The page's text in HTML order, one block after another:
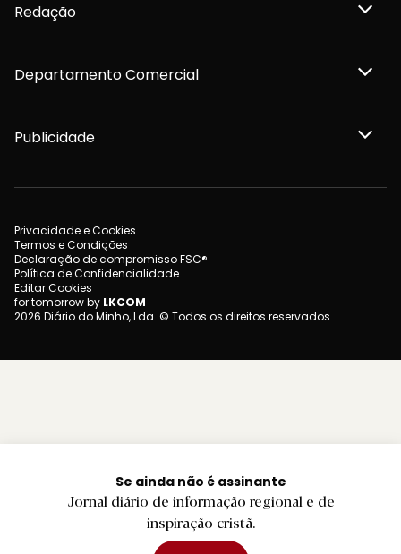
Se ainda não é assinante
Jornal diário de informação regional e de
inspiração cristã.
Redação
Departamento Comercial
Publicidade
Privacidade e Cookies
Termos e Condições
Declaração de compromisso FSC®
Política de Confidencialidade
Editar Cookies
for tomorrow by LKCOM
2026 Diário do Minho, Lda. © Todos os direitos reservados